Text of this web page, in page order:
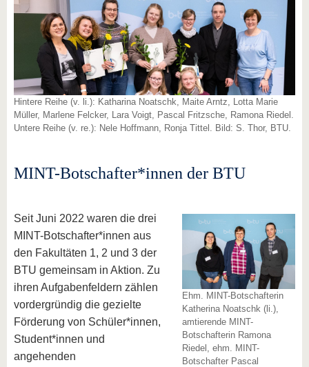
Hintere Reihe (v. li.): Katharina Noatschk, Maite Arntz, Lotta Marie
Müller, Marlene Felcker, Lara Voigt, Pascal Fritzsche, Ramona Riedel.
Untere Reihe (v. re.): Nele Hoffmann, Ronja Tittel. Bild: S. Thor, BTU.
MINT-Botschafter*innen der BTU
Ehm. MINT-Botschafterin
Katherina Noatschk (li.),
amtierende MINT-
Botschafterin Ramona
Riedel, ehm. MINT-
Botschafter Pascal
Seit Juni 2022 waren die drei
MINT-Botschafter*innen aus
den Fakultäten 1, 2 und 3 der
BTU gemeinsam in Aktion. Zu
ihren Aufgabenfeldern zählen
vordergründig die gezielte
Förderung von Schüler*innen,
Student*innen und
angehenden